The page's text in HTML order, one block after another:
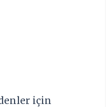
için